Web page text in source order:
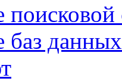
баз данных